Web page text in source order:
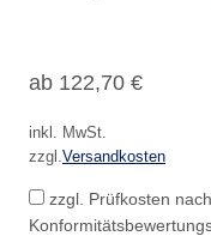
ab 122,70 €
inkl. MwSt.
zzgl.Versandkosten
zzgl. Prüfkosten